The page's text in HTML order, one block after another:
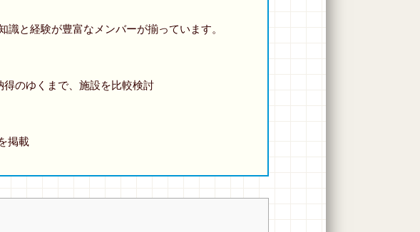
と経験が豊富なメンバーが揃っています。
得のゆくまで、施設を比較検討
掲載